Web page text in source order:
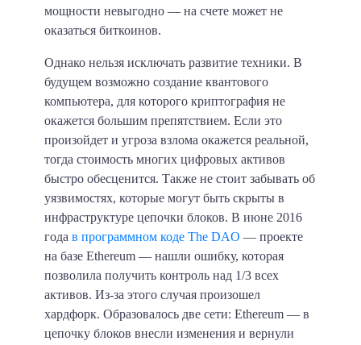
мощности невыгодно — на счете может не
оказаться биткоинов.
Однако нельзя исключать развитие техники. В
будущем возможно создание квантового
компьютера, для которого криптография не
окажется большим препятствием. Если это
произойдет и угроза взлома окажется реальной,
тогда стоимость многих цифровых активов
быстро обесценится. Также не стоит забывать об
уязвимостях, которые могут быть скрыты в
инфраструктуре цепочки блоков. В июне 2016
года в программном коде The DAO — проекте
на базе Ethereum — нашли ошибку, которая
позволила получить контроль над 1/3 всех
активов. Из-за этого случая произошел
хардфорк. Образовалось две сети: Ethereum — в
цепочку блоков внесли изменения и вернули